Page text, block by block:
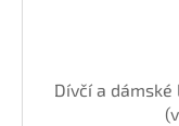
Dívčí a dámské